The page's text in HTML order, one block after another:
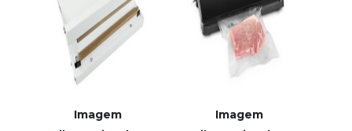
Imagem
Imagem